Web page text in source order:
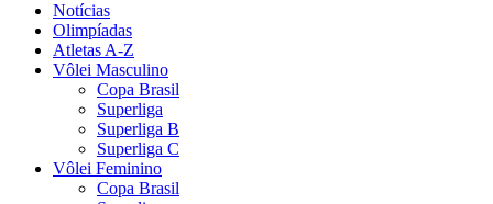
Notícias
Olimpíadas
Atletas A-Z
Vôlei Masculino
Copa Brasil
Superliga
Superliga B
Superliga C
Vôlei Feminino
Copa Brasil